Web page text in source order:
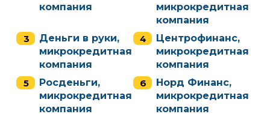
компания
микрокредитная
компания
Деньги в руки,
микрокредитная
компания
Центрофинанс,
микрокредитная
компания
Росденьги,
микрокредитная
компания
Норд Финанс,
микрокредитная
компания